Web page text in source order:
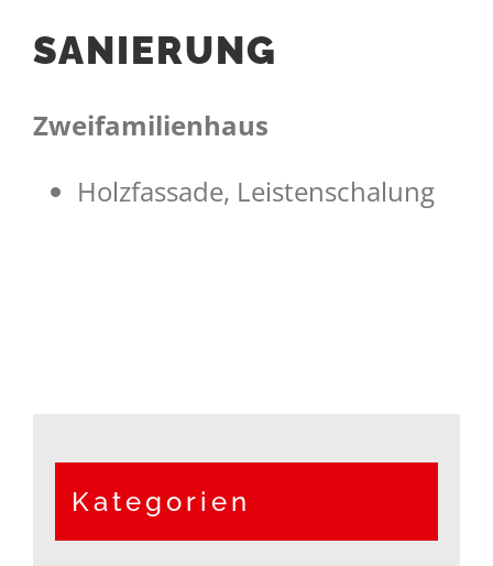
SANIERUNG
Zweifamilienhaus
Holzfassade, Leistenschalung
Kategorien